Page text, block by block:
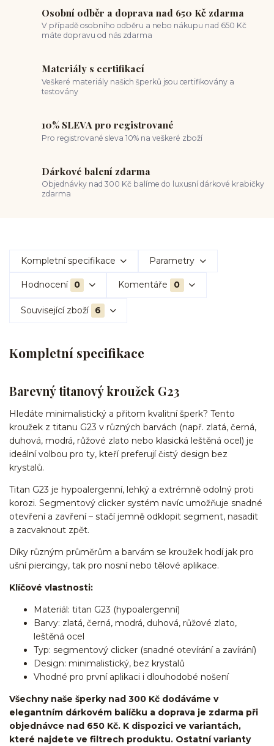
Osobní odběr a doprava nad 650 Kč zdarma
V případě osobního odběru a nebo nákupu nad 650 Kč
máte dopravu od nás zdarma
Materiály s certifikací
Veškeré materiály našich šperků jsou certifikovány a
testovány
10% SLEVA pro registrované
Pro registrované sleva 10% na veškeré zboží
Dárkové balení zdarma
Objednávky nad 300 Kč balíme do luxusní dárkové krabičky
zdarma
Kompletní specifikace Parametry
Hodnocení 0 Komentáře 0
Související zboží 6
Kompletní specifikace
Barevný titanový kroužek G23
Hledáte minimalistický a přitom kvalitní šperk? Tento
kroužek z titanu G23 v různých barvách (např. zlatá, černá,
duhová, modrá, růžové zlato nebo klasická leštěná ocel) je
ideální volbou pro ty, kteří preferují čistý design bez
krystalů.
Titan G23 je hypoalergenní, lehký a extrémně odolný proti
korozi. Segmentový clicker systém navíc umožňuje snadné
otevření a zavření – stačí jemně odklopit segment, nasadit
a zacvaknout zpět.
Díky různým průměrům a barvám se kroužek hodí jak pro
ušní piercingy, tak pro nosní nebo tělové aplikace.
Klíčové vlastnosti:
Materiál: titan G23 (hypoalergenní)
Barvy: zlatá, černá, modrá, duhová, růžové zlato,
leštěná ocel
Typ: segmentový clicker (snadné otevírání a zavírání)
Design: minimalistický, bez krystalů
Vhodné pro první aplikaci i dlouhodobé nošení
Všechny naše šperky nad 300 Kč dodáváme v
elegantním dárkovém balíčku a doprava je zdarma při
objednávce nad 650 Kč. K dispozici ve variantách,
které najdete ve filtrech produktu. Ostatní varianty